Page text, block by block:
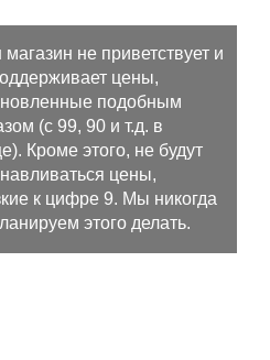
не приветствует и
цены,
подобным
(с 99, 90 и т.д. в
Кроме этого, не будут
цены,
к цифре 9. Мы никогда
этого делать.